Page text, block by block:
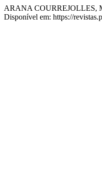
ARANA COURREJOLLES,
Disponível em: https://